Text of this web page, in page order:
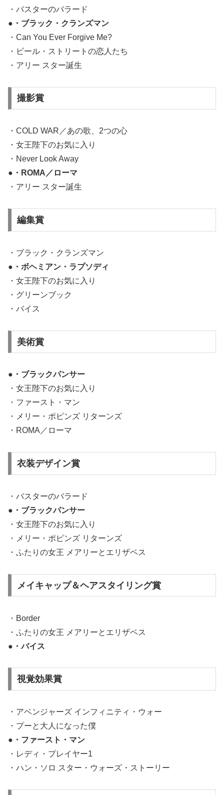
・バスターのバラード
●・ブラック・クランズマン
・Can You Ever Forgive Me?
・ビール・ストリートの恋人たち
・アリー スター誕生
撮影賞
・COLD WAR／あの歌、2つの心
・女王陛下のお気に入り
・Never Look Away
●・ROMA／ローマ
・アリー スター誕生
編集賞
・ブラック・クランズマン
●・ボヘミアン・ラプソディ
・女王陛下のお気に入り
・グリーンブック
・バイス
美術賞
●・ブラックパンサー
・女王陛下のお気に入り
・ファースト・マン
・メリー・ポピンズ リターンズ
・ROMA／ローマ
衣装デザイン賞
・バスターのバラード
●・ブラックパンサー
・女王陛下のお気に入り
・メリー・ポピンズ リターンズ
・ふたりの女王 メアリーとエリザベス
メイキャップ＆ヘアスタイリング賞
・Border
・ふたりの女王 メアリーとエリザベス
●・バイス
視覚効果賞
・アベンジャーズ インフィニティ・ウォー
・プーと大人になった僕
●・ファースト・マン
・レディ・プレイヤー1
・ハン・ソロ スター・ウォーズ・ストーリー